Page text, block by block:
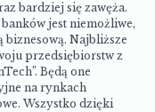
bardziej się zawęża.
jest niemożliwe,
biznesową. Najbliższe
przedsiębiorstw z
Będą one
na rynkach
Wszystko dzięki